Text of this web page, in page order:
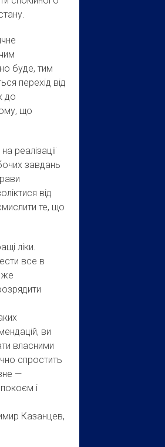
буде, тим
перехід від
до
що
реалізації
завдань
від
те, що
ліки.
все в
ви
власними
спростить
—
і
Казанцев,